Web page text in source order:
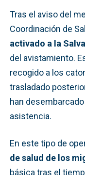
Tras el aviso del
Coordinación de
activado a la
del avistamiento.
recogido a los
trasladado
han
asistencia.
En este tipo de
de salud de los
básica tras el